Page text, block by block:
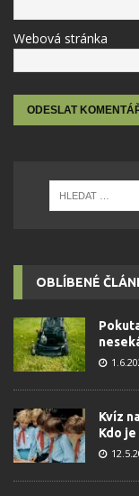
Webová stránka
OBLÍBENÉ
Kvíz
Kdo